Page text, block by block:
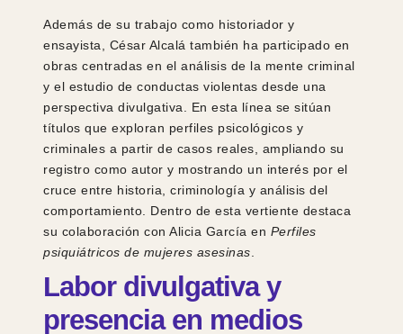
Además de su trabajo como historiador y
ensayista, César Alcalá también ha participado en
obras centradas en el análisis de la mente criminal
y el estudio de conductas violentas desde una
perspectiva divulgativa. En esta línea se sitúan
títulos que exploran perfiles psicológicos y
criminales a partir de casos reales, ampliando su
registro como autor y mostrando un interés por el
cruce entre historia, criminología y análisis del
comportamiento. Dentro de esta vertiente destaca
su colaboración con Alicia García en Perfiles
psiquiátricos de mujeres asesinas
Labor divulgativa y
presencia en medios